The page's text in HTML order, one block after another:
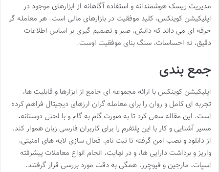
مدیریت ریسک هوشمندانه و استفاده آگاهانه از ابزارهای موجود در
اپلیکیشن کوینکس، کلید موفقیت در بازارهای مالی است. هر معامله گر
حرفه ای می داند که دانش، صبر و تصمیم گیری بر اساس اطلاعات
دقیق، نه احساسات، سنگ بنای موفقیت اوست.
جمع بندی
اپلیکیشن کوینکس با ارائه مجموعه ای جامع از ابزارها و قابلیت ها،
تجربه ای کامل و روان را برای معامله گران ارزهای دیجیتال فراهم کرده
است. این مقاله سعی کرد تا به صورت گام به گام و با لحنی دوستانه،
مسیر آشنایی و کار با این پلتفرم را برای کاربران فارسی زبان هموار کند.
از دانلود و نصب امن گرفته تا ثبت نام، فعال سازی لایه های امنیتی،
واریز و برداشت دارایی ها، و در نهایت، انجام انواع معاملات پیشرفته
اسپات، مارجین و فیوچرز، همگی به دقت مورد بررسی قرار گرفتند.